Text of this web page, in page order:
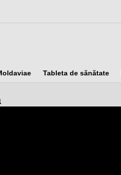
Tableta de sănătate